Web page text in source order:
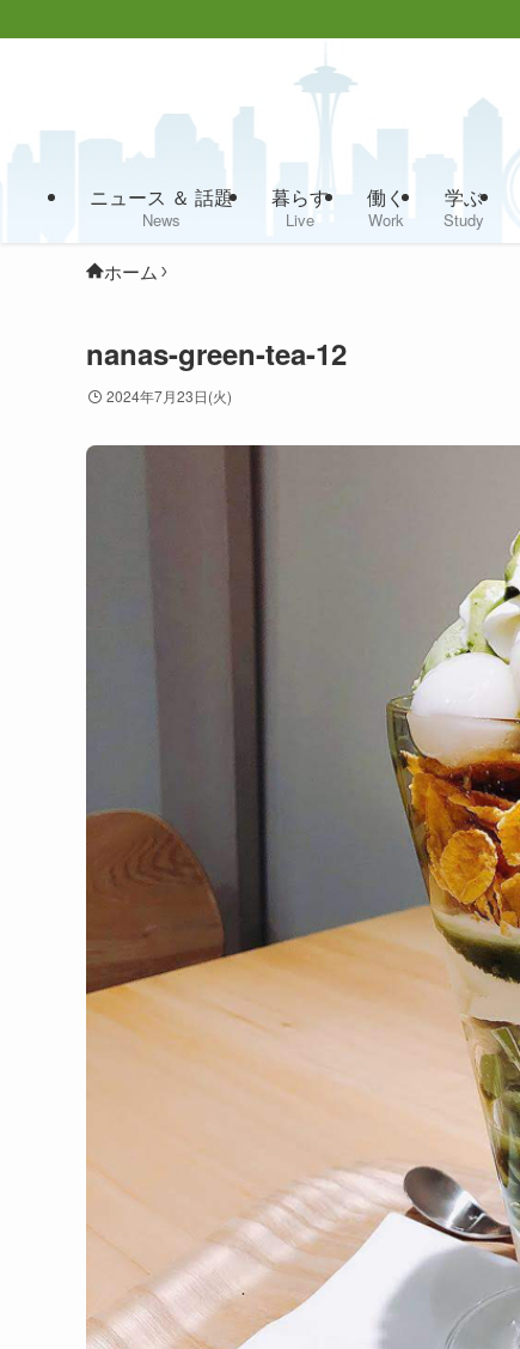
ニュース ＆ 話題
News
暮らす
Live
働く
Work
学ぶ
Study
ホーム
nanas-green-tea-12
2024年7月23日(火)